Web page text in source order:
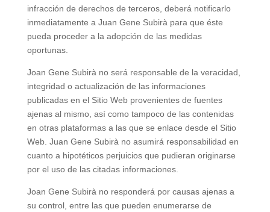
infracción de derechos de terceros, deberá notificarlo
inmediatamente a Juan Gene Subirà para que éste
pueda proceder a la adopción de las medidas
oportunas.
Joan Gene Subirà no será responsable de la veracidad,
integridad o actualización de las informaciones
publicadas en el Sitio Web provenientes de fuentes
ajenas al mismo, así como tampoco de las contenidas
en otras plataformas a las que se enlace desde el Sitio
Web. Juan Gene Subirà no asumirá responsabilidad en
cuanto a hipotéticos perjuicios que pudieran originarse
por el uso de las citadas informaciones.
Joan Gene Subirà no responderá por causas ajenas a
su control, entre las que pueden enumerarse de